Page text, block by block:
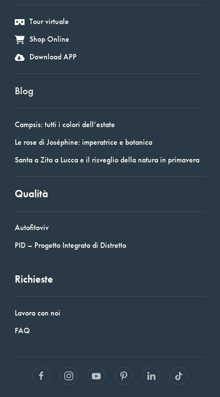
Tour virtuale
Shop Online
Download APP
Blog
Campsis: tutti i colori dell’estate
Le rose di Joséphine: imperatrice e botanica
Santa a Zita a Lucca e il risveglio della natura in primavera
Qualità
Autofitoviv
PID – Progetto Integrato di Distretto
Richieste
Lavora con noi
FAQ